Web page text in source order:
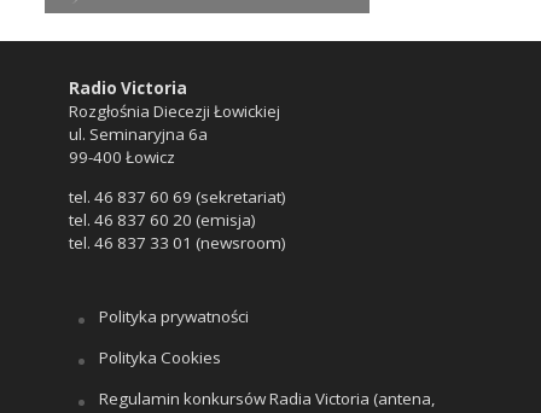
Radio Victoria
Rozgłośnia Diecezji Łowickiej
ul. Seminaryjna 6a
99-400 Łowicz
tel. 46 837 60 69 (sekretariat)
tel. 46 837 60 20 (emisja)
tel. 46 837 33 01 (newsroom)
Polityka prywatności
Polityka Cookies
Regulamin konkursów Radia Victoria (antena,